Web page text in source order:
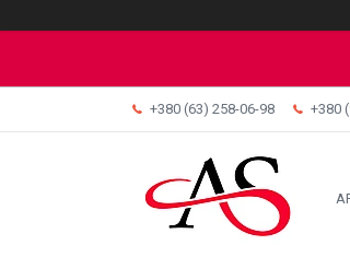
+380 (63) 258-06-98 +380